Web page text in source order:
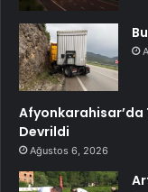
Afyonkarahisar’da
Devrildi
Ağustos 6, 2026